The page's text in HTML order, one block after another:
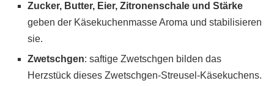
Zucker, Butter, Eier, Zitronenschale und Stärke
geben der Käsekuchenmasse Aroma und stabilisieren
sie.
Zwetschgen: saftige Zwetschgen bilden das
Herzstück dieses Zwetschgen-Streusel-Käsekuchens.